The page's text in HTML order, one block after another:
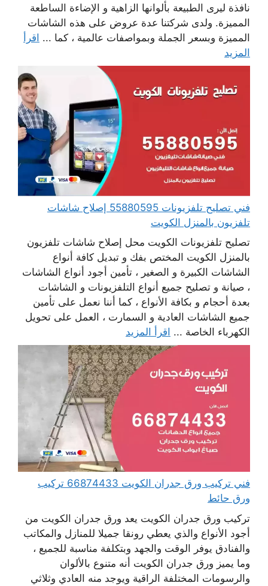
نافذة ليرى الطبيعة بألوانها الزاهية و الإضاءة الساطعة
المميزة. ولدى شركتنا عدة عروض على هذه الشاشات
المميزة وبسعر الجملة وبمواصفات عالمية ، كما ... اقرأ
المزيد
فني تصليح تلفزيونات 55880595 إصلاح شاشات
تلفزيون بالمنزل الكويت
تصليح تلفزيونات الكويت محل إصلاح شاشات تلفزيون
بالمنزل الكويت المختص بفك و تبديل كافة أنواع
الشاشات الكبيرة و الصغير ، تأمين أجود أنواع الشاشات
، صيانة و تصليح جميع أنواع التلفزيونات و الشاشات
بعدة أحجام و بكافة الأنواع ، كما أننا نعمل على تأمين
جميع الشاشات العادية و السمارت ، العمل على تحويل
الكهرباء الخاصة ... اقرأ المزيد
فني تركيب ورق جدران الكويت 66874433 تركيب
ورق حائط
تركيب ورق جدران الكويت يعد ورق جدران الكويت من
أجود الأنواع والذي يعطي رونقا جميلا للمنازل والمكاتب
والفنادق يوفر الوقت والجهد وبتكلفة مناسبة للجميع ،
وما يميز ورق جدران الكويت أنه متنوع بالألوان
والرسومات المختلفة الراقية ويوجد منه العادي وثلاثي